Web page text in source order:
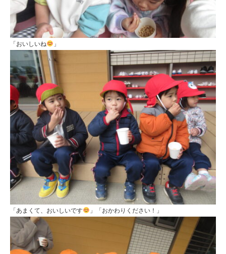
「おいしいね 」
「あまくて、おいしいです 」「おかわりください！」